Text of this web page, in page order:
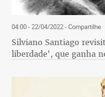
04:00 - 22/04/2022- Compartilhe
Silviano Santiago
liberdade', que ganha